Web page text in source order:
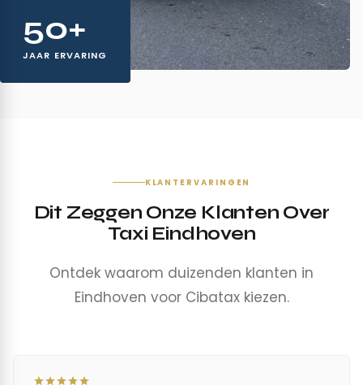
50+
JAAR ERVARING
KLANTERVARINGEN
Dit Zeggen Onze Klanten Over
Taxi Eindhoven
Ontdek waarom duizenden klanten in
Eindhoven voor Cibatax kiezen.